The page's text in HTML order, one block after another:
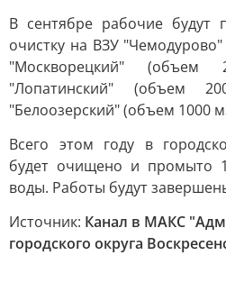
В сентябре рабочие будут
очистку на ВЗУ
"Москворецкий"
"Лопатинский"
"Белоозерский" (объем 1000
Всего этом году в
будет очищено и промыто
воды. Работы будут
Источник: Канал в МАКС
городского округа